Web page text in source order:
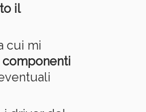
il
cui mi